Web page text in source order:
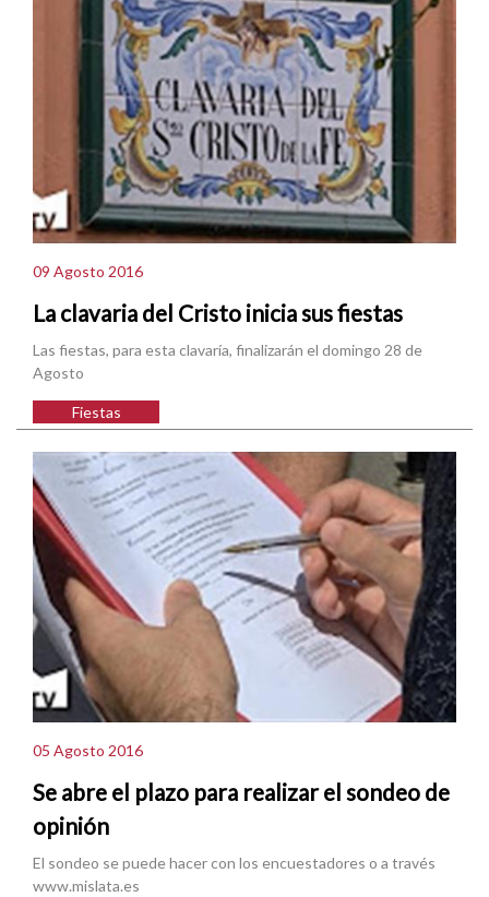
09 Agosto 2016
La clavaria del Cristo inicia sus fiestas
Las fiestas, para esta clavaría, finalizarán el domingo 28 de
Agosto
Fiestas
05 Agosto 2016
Se abre el plazo para realizar el sondeo de
opinión
El sondeo se puede hacer con los encuestadores o a través
www.mislata.es